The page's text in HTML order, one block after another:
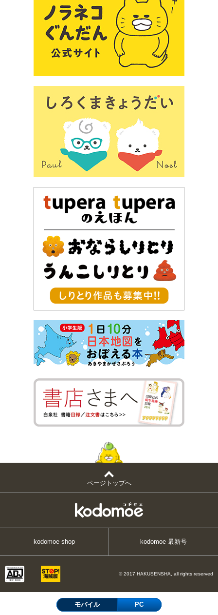
ページトップへ
kodomoe shop kodomoe 最新号
© 2017 HAKUSENSHA, all rights reserved
モバイル PC